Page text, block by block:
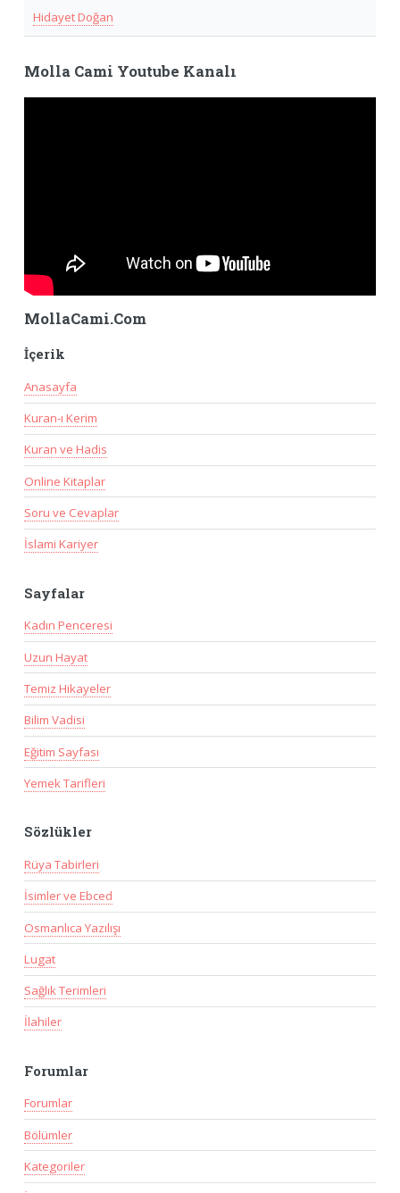
Hidayet Doğan
Molla Cami Youtube Kanalı
MollaCami.Com
İçerik
Anasayfa
Kuran-ı Kerim
Kuran ve Hadis
Online Kitaplar
Soru ve Cevaplar
İslami Kariyer
Sayfalar
Kadın Penceresi
Uzun Hayat
Temiz Hikayeler
Bilim Vadisi
Eğitim Sayfası
Yemek Tarifleri
Sözlükler
Rüya Tabirleri
İsimler ve Ebced
Osmanlıca Yazılışı
Lugat
Sağlık Terimleri
İlahiler
Forumlar
Forumlar
Bölümler
Kategoriler